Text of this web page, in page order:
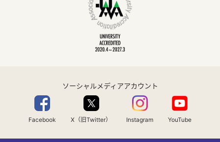
ソーシャルメディアアカウント
Facebook X（旧Twitter） Instagram YouTube